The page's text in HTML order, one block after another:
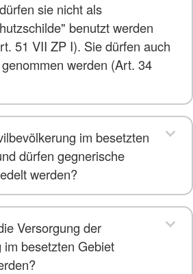
sie nicht als
benutzt werden
51 VII ZP I). Sie dürfen auch
werden (Art. 34
im besetzten
dürfen gegnerische
werden?
Versorgung der
besetzten Gebiet